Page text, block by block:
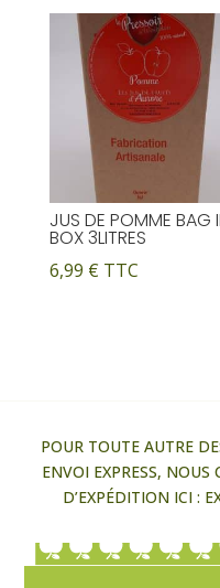
JUS DE POMME BAG
BOX 3LITRES
6,99 € TTC
POUR TOUTE AUTRE
ENVOI EXPRESS,
D’EXPÉDITION ICI :